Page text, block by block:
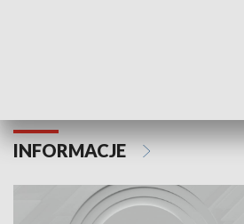
INFORMACJE